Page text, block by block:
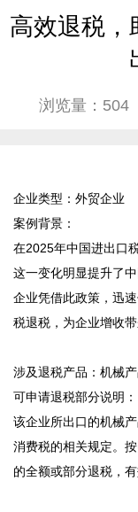
高效退税，
浏览量：504
企业类型：外贸企业
案例背景：
在2025年中国进出口
这一变化明显提升了
企业凭借此政策，迅
税退税，为企业增收
涉及退税产品：机械
可申请退税部分说明：
该企业所出口的机械
消费税的相关规定。
的全额或部分退税，